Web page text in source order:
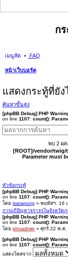
ก
เมนูลัด FAQ
หน้าเว็บบอร์ด
แสดงกระทู้ที่ยั
ค้นหาขั้นสูง
[phpBB Debug] PHP
on line 1107: count():
พบ 2 ผ
[ROOT]/vendor/
Parameter must
หัวข้อกระทู้
[phpBB Debug] PHP
on line 1107: count():
โดย isarapong » พฤหัสฯ. 16
การแก้ปัญหาจราจรในจังหวัด
[phpBB Debug] PHP
on line 1107: count():
โดย phnadmin » ศุกร์ 22 พ.ค.
[phpBB Debug] PHP
on line 1107: count():
แสดงโพสจาก